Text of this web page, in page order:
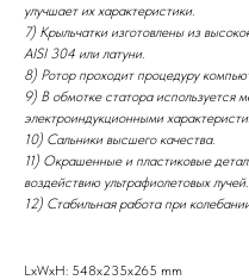
улучшает их характеристики.
7) Крыльчатки изготовлены из
AISI 304 или латуни.
8) Ротор проходит процедуру
9) В обмотке статора используется
электроиндукционными
10) Сальники высшего качества.
11) Окрашенные и пластиковые
воздействию ультрафиолетовых лучей.
12) Стабильная работа при
LxWxH: 548x235x265 mm